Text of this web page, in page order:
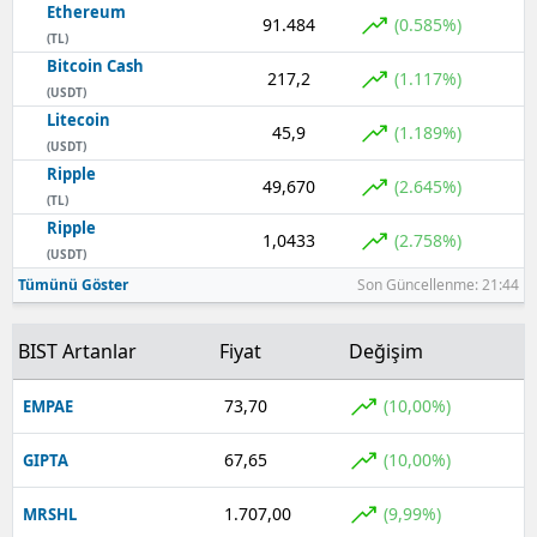
Yozgat
Zonguldak
Aksaray
Karaman
Kırıkkale
Batman
Ethereum
(TL)
91.484 (0.585%)
Bitcoin Cash
(USDT)
217,2 (1.117%)
Litecoin
(USDT)
45,9 (1.189%)
Ripple
(TL)
49,670 (2.645%)
Ripple
(USDT)
1,0433 (2.758%)
Tümünü Göster Son Güncellenme: 21:44
BIST Artanlar Fiyat Değişim
EMPAE 73,70 (10,00%)
GIPTA 67,65 (10,00%)
MRSHL 1.707,00 (9,99%)